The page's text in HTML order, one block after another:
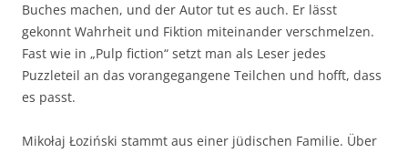
Buches machen, und der Autor tut es auch. Er lässt
gekonnt Wahrheit und Fiktion miteinander verschmelzen.
Fast wie in „Pulp fiction“ setzt man als Leser jedes
Puzzleteil an das vorangegangene Teilchen und hofft, dass
es passt.
Mikołaj Łoziński stammt aus einer jüdischen Familie. Über